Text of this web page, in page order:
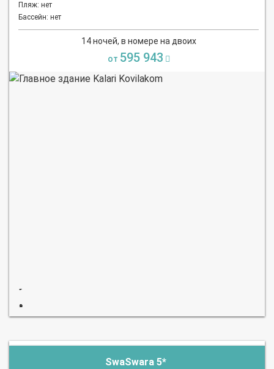
Пляж: нет
Бассейн: нет
14 ночей, в номере на двоих
от 595 943
SwaSwara 5*